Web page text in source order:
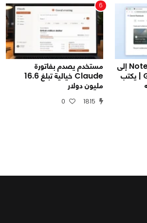
جوجل تغيّر NotebookLM إلى
Gemini Notebook | يكتب
6
مستخدم يصدم بفاتورة
Claude خيالية تبلغ 16.6
مليون دولار
1815
0